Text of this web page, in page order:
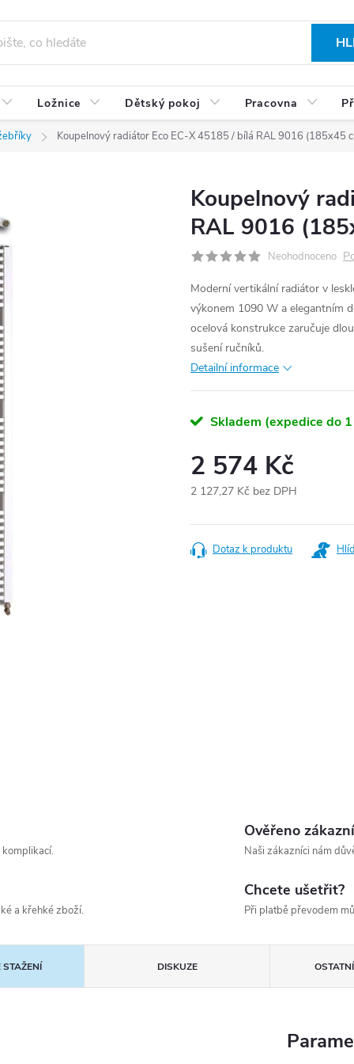
Ložnice Dětský pokoj Pracovna
Koupelnový radiátor Eco EC-X 45185 / bílá RAL 9016 (185x45
Koupelnový
RAL 9016
Neohodnoceno
Moderní vertikální radiátor v
výkonem 1090 W a elegantním
ocelová konstrukce zaručuje
sušení ručníků.
Detailní informace
Skladem (expedice do
2 574 Kč
2 127,27 Kč bez DPH
cena:
Dotaz k produktu
Ověřeno
Naši zákazníci nám
a křehké zboží.
Chcete ušetřit?
Při platbě převodem
STAŽENÍ DISKUZE